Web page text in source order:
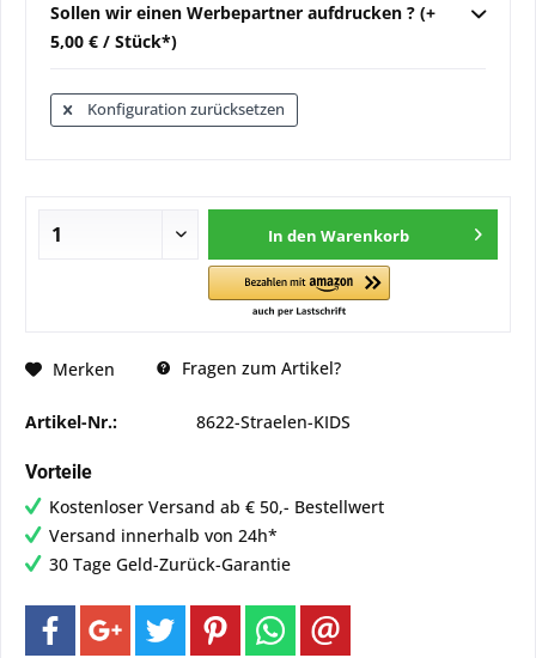
Sollen wir einen Werbepartner aufdrucken ? (+
5,00 € / Stück*)
Konfiguration zurücksetzen
In den Warenkorb
Merken Fragen zum Artikel?
Artikel-Nr.: 8622-Straelen-KIDS
Vorteile
Kostenloser Versand ab € 50,- Bestellwert
Versand innerhalb von 24h*
30 Tage Geld-Zurück-Garantie